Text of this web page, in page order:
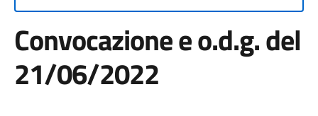
Convocazione e o.d.g. del
21/06/2022